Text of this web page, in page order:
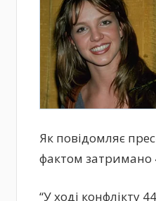
Як повідомляє
фактом затримано
“У ході конфлікту